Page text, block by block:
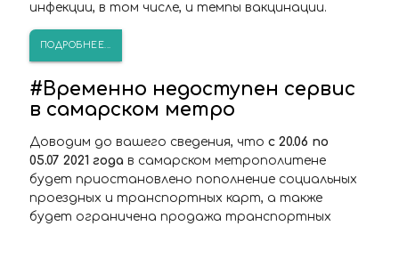
инфекции, в том числе, и темпы вакцинации.
ПОДРОБНЕЕ...
#Временно недоступен сервис
в самарском метро
Доводим до вашего сведения, что с 20.06 по
05.07 2021 года в самарском метрополитене
будет приостановлено пополнение социальных
проездных и транспортных карт, а также
будет ограничена продажа транспортных